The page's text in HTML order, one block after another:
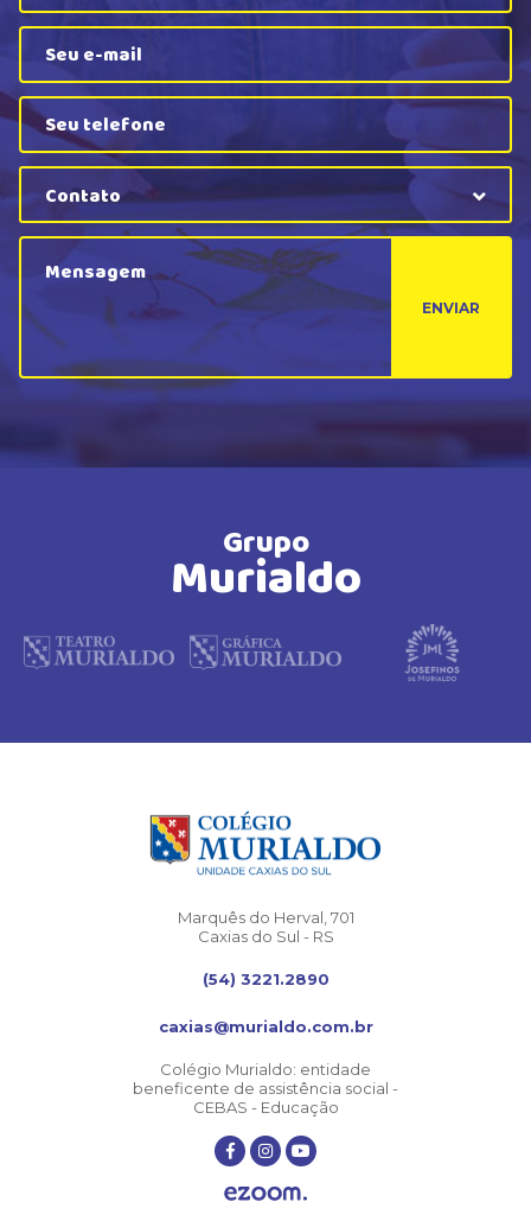
Contato
ENVIAR
Grupo
Murialdo
Marquês do Herval, 701
Caxias do Sul - RS
(54) 3221.2890
caxias@murialdo.com.br
Colégio Murialdo: entidade
beneficente de assistência social -
CEBAS - Educação